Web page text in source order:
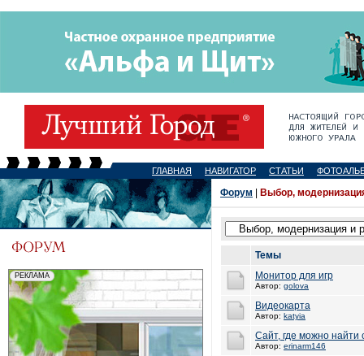
ГЛАВНАЯ НАВИГАТОР СТАТЬИ
Форум Выбор,
Темы
Монитор для игр
Автор: golova
Видеокарта
Автор: katyia
Сайт, где можно найти
Автор: erinarm146